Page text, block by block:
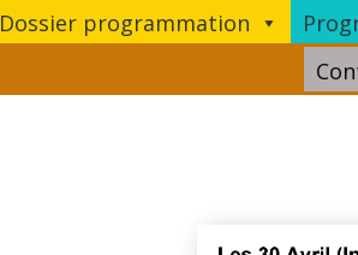
Dossier programmation